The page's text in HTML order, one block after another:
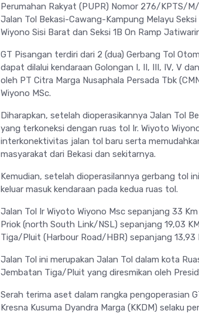
Perumahan Rakyat (PUPR) Nomor 276/KPTS/
Jalan Tol Bekasi-Cawang-Kampung Melayu
Wiyono Sisi Barat dan Seksi 1B On Ramp
GT Pisangan terdiri dari 2 (dua) Gerbang Tol
dapat dilalui kendaraan Golongan I, II, III, IV, V
oleh PT Citra Marga Nusaphala Persada Tbk
Wiyono MSc.
Diharapkan, setelah dioperasikannya Jalan Tol
yang terkoneksi dengan ruas tol Ir. Wiyoto
interkonektivitas jalan tol baru serta
masyarakat dari Bekasi dan sekitarnya.
Kemudian, setelah dioperasilannya gerbang tol
keluar masuk kendaraan pada kedua ruas tol.
Jalan Tol Ir Wiyoto Wiyono Msc sepanjang 33
Priok (north South Link/NSL) sepanjang 19,03
Tiga/Pluit (Harbour Road/HBR) sepanjang 13,93
Jalan Tol ini merupakan Jalan Tol dalam kota
Jembatan Tiga/Pluit yang diresmikan oleh
Serah terima aset dalam rangka pengoperasian
Kresna Kusuma Dyandra Marga (KKDM) selaku